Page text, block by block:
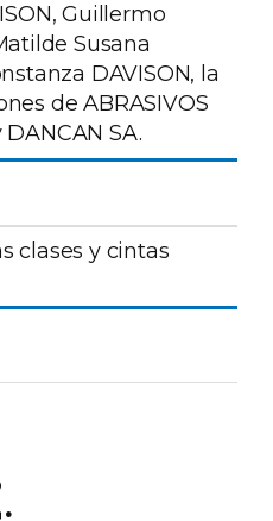
Guillermo
Susana
DAVISON, la
de ABRASIVOS
DANCAN SA.
clases y cintas